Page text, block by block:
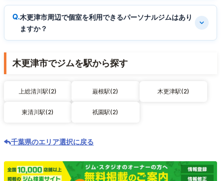
木更津市周辺で個室を利用できるパーソナルジムはあり
ますか？
木更津市でジムを駅から探す
上総清川駅(2) 巌根駅(2) 木更津駅(2)
東清川駅(2) 祇園駅(2)
千葉県のエリア選択に戻る